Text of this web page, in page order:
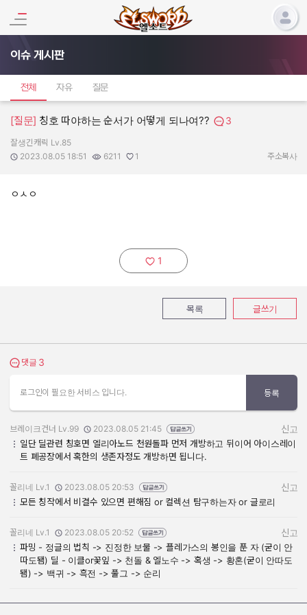
이슈 게시판
전체 자유 질문
[질문] 칭호 따야하는 순서가 어떻게 되나여?? 3
작성자:
잘생긴캐릭 Lv.85
작성일:
2023.08.05 18:51
조회수:
6211
추천수:
1 주소복사
ㅇㅅㅇ
추천하기:
1
목록 글쓰기
댓글 보기
댓글 3
로그인이 필요한 서비스 입니다. 등록
작성자:
브레이크건너 Lv.99
작성일:
2023.08.05 21:45
신고
일단 딜관련 칭호면 엘리아노드 천원돌파 먼저 개방하고 뒤이어 아이스레이
트 폐공장에서 혹한의 생존자정도 개방하면 됩니다.
작성자:
꼴리네 Lv.1
작성일:
2023.08.05 20:53
신고
모든 칭작에서 비결수 있으면 편해짐 or 컬렉션 탐구하는자 or 글로리
작성자:
꼴리네 Lv.1
작성일:
2023.08.05 20:52
신고
파밍 - 정글의 법칙 -> 진정한 보물 -> 플레가스의 봉인을 푼 자 (굳이 안
따도됌) 딜 - 이클or꽃잎 -> 천돌 & 엘노수 -> 혹생 -> 황혼(굳이 안따도
됌) -> 백귀 -> 흑전 -> 풀그 -> 순리